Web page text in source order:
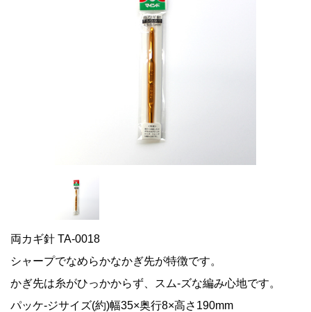
両カギ針 TA-0018
シャープでなめらかなかぎ先が特徴です。
かぎ先は糸がひっかからず、スム-ズな編み心地です。
パッケ-ジサイズ(約)幅35×奥行8×高さ190mm